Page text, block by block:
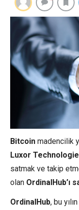
Bitcoin madencilik
Luxor
satmak ve takip
olan OrdinalHub’ı
OrdinalHub, bu yılın